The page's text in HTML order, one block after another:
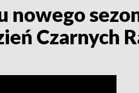
Czarnych